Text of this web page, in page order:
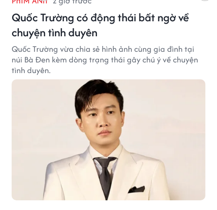
Quốc Trường có động thái bất ngờ về
chuyện tình duyên
Quốc Trường vừa chia sẻ hình ảnh cùng gia đình tại
núi Bà Đen kèm dòng trạng thái gây chú ý về chuyện
tình duyên.